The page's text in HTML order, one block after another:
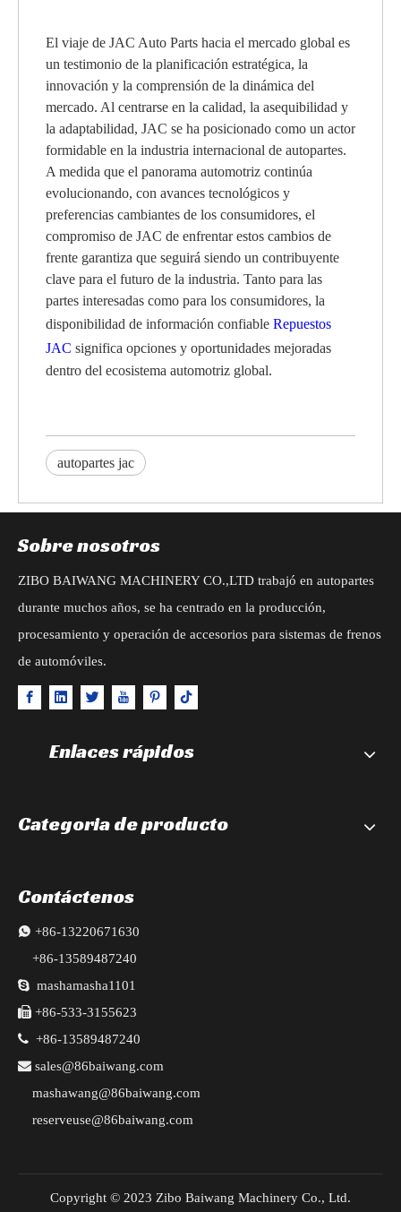
El viaje de JAC Auto Parts hacia el mercado global es
un testimonio de la planificación estratégica, la
innovación y la comprensión de la dinámica del
mercado. Al centrarse en la calidad, la asequibilidad y
la adaptabilidad, JAC se ha posicionado como un actor
formidable en la industria internacional de autopartes.
A medida que el panorama automotriz continúa
evolucionando, con avances tecnológicos y
preferencias cambiantes de los consumidores, el
compromiso de JAC de enfrentar estos cambios de
frente garantiza que seguirá siendo un contribuyente
clave para el futuro de la industria. Tanto para las
partes interesadas como para los consumidores, la
disponibilidad de información confiable Repuestos
JAC significa opciones y oportunidades mejoradas
dentro del ecosistema automotriz global.
autopartes jac
Sobre nosotros
ZIBO BAIWANG MACHINERY CO.,LTD trabajó en autopartes
durante muchos años, se ha centrado en la producción,
procesamiento y operación de accesorios para sistemas de frenos
de automóviles.
Enlaces rápidos
Categoria de producto
Contáctenos
 +86-13220671630
+86-13589487240
 mashamasha1101
 +86-533-3155623
 +86-13589487240
 sales@86baiwang.com
mashawang@86baiwang.com
reserveuse@86baiwang.com
Copyright © 2023 Zibo Baiwang Machinery Co., Ltd.